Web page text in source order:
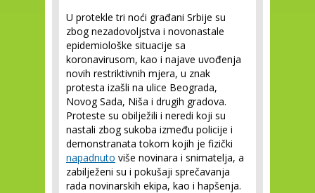
U protekle tri noći građani Srbije su
zbog nezadovoljstva i novonastale
epidemiološke situacije sa
koronavirusom, kao i najave uvođenja
novih restriktivnih mjera, u znak
protesta izašli na ulice Beograda,
Novog Sada, Niša i drugih gradova.
Proteste su obilježili i neredi koji su
nastali zbog sukoba između policije i
demonstranata tokom kojih je fizički
napadnuto više novinara i snimatelja, a
zabilježeni su i pokušaji sprečavanja
rada novinarskih ekipa, kao i hapšenja.